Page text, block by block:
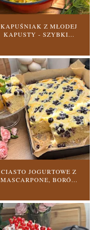
KAPUŚNIAK Z MŁODEJ
KAPUSTY - SZYBKI...
CIASTO JOGURTOWE Z
MASCARPONE, BORÓ...